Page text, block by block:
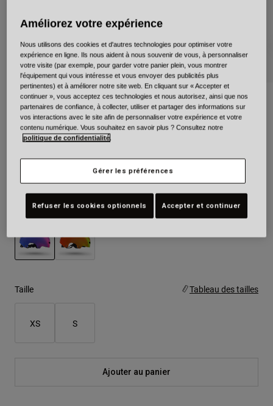
Voir tout
Span Blend for Kids
Article n°40848
Couleur -Rose barbe à papa
Taille Tableau des tailles
XS S
Ajouter au panier
Améliorez votre expérience
Nous utilisons des cookies et d'autres technologies pour optimiser votre
expérience en ligne. Ils nous aident à nous souvenir de vous, à personnaliser
votre visite (par exemple, pour garder votre panier plein, vous montrer
l'équipement qui vous intéresse et vous envoyer des publicités plus
pertinentes) et à améliorer notre site web. En cliquant sur « Accepter et
continuer », vous acceptez ces technologies et nous autorisez, ainsi que nos
partenaires de confiance, à collecter, utiliser et partager des informations sur
vos interactions avec le site afin de personnaliser votre expérience et votre
contenu numérique. Vous souhaitez en savoir plus ? Consultez notre
politique de confidentialité.
Gérer les préférences
Refuser les cookies optionnels Accepter et continuer